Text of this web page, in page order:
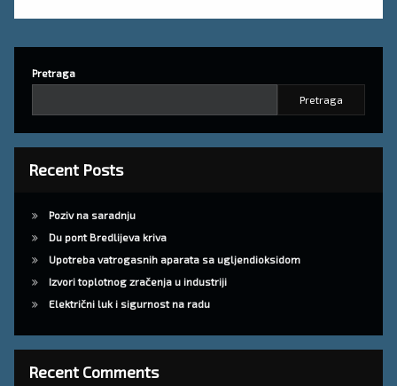
Pretraga
Pretraga
Recent Posts
Poziv na saradnju
Du pont Bredlijeva kriva
Upotreba vatrogasnih aparata sa ugljendioksidom
Izvori toplotnog zračenja u industriji
Električni luk i sigurnost na radu
Recent Comments